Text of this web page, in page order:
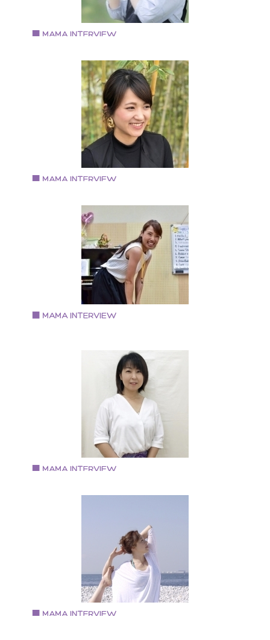
ティシエ 八尾リラクゼーションサロン店長、スタッフ
持田 亜友美さん
1973年京都生まれ。大阪市在住。 トロンボーン奏者の
と長男（2019年当時小4）の 3人家族。 短大卒業後、
アーコンダクターとして勤務。 出産を機に退職。専業
婦になる。 自身がお料理教室に通ったことや息子が料
に興味を持ったことがきっかけで、現在は「ぼくとわ
しのおべんとうクラブ」を主宰し、子どもだけで作る
弁当作り教室を大阪で開催。
山澤 いずみさん
6歳3歳の兄弟の母。食べる事や料理する事が好き。 予
医学食養生士 野菜ソムリエ フードコーディネーター 耳
つぼシニアインストラクター わらべうたベビーマッサ
ジ フォトアルバムコーディネーター
次世代型子ども英語講師 英語コーチ 英語リトミック講
トレーナー 英会話スクール勤務・グランドスタッフ・
室乗務員の経験を経て現在は市や町の子育て支援セン
ーで英語講座や、英語リトミック講座を開講している
藤村 いづみさん
・「訪問プレミアム保育with me（ウィヅミー）」経営
として訪問保育、子育てカウンセリングの他、子育て
援や保育人材養成など、保育に総合的にかかわってい
る。 ・自然農やアクティビティを楽しめる「NPO法人
良情熱学校」の教頭・副理事長